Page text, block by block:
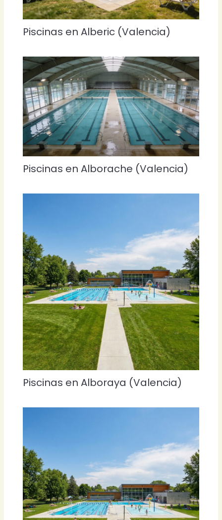
Piscinas en Alberic (Valencia)
Piscinas en Alborache (Valencia)
Piscinas en Alboraya (Valencia)